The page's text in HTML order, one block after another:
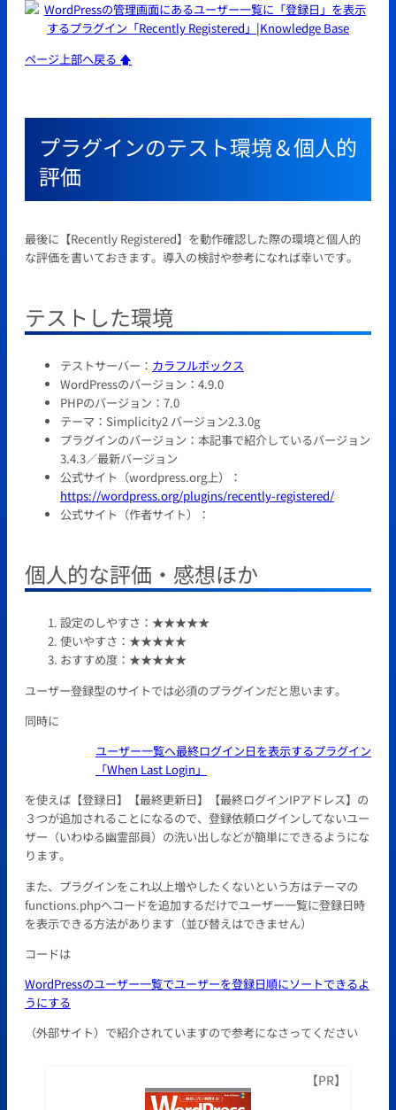
ページ上部へ戻る 🡅
プラグインのテスト環境＆個人的
評価
最後に【Recently Registered】を動作確認した際の環境と個人的
な評価を書いておきます。導入の検討や参考になれば幸いです。
テストした環境
テストサーバー： カラフルボックス
WordPressのバージョン：4.9.0
PHPのバージョン：7.0
テーマ：Simplicity2 バージョン2.3.0g
プラグインのバージョン：本記事で紹介しているバージョン
3.4.3／最新バージョン
公式サイト（wordpress.org上）：
https://wordpress.org/plugins/recently-registered/
公式サイト（作者サイト）：
個人的な評価・感想ほか
設定のしやすさ：★★★★★
使いやすさ：★★★★★
おすすめ度：★★★★★
ユーザー登録型のサイトでは必須のプラグインだと思います。
同時に
ユーザー一覧へ最終ログイン日を表示するプラグイン
「When Last Login」
を使えば【登録日】【最終更新日】【最終ログインIPアドレス】の
３つが追加されることになるので、登録依頼ログインしてないユー
ザー（いわゆる幽霊部員）の洗い出しなどが簡単にできるようにな
ります。
また、プラグインをこれ以上増やしたくないという方はテーマの
functions.phpへコードを追加するだけでユーザー一覧に登録日時
を表示できる方法があります（並び替えはできません）
コードは
WordPressのユーザー一覧でユーザーを登録日順にソートできるよ
うにする
（外部サイト）で紹介されていますので参考になさってください